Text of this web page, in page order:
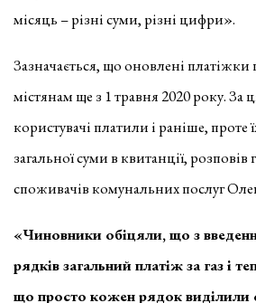
місяць – різні суми, різні цифри».
Зазначається, що оновлені
містянам ще з 1 травня 2020 року. За
користувачі платили і раніше, проте
загальної суми в квитанції,
споживачів комунальних послуг
«Чиновники обіцяли, що з
рядків загальний платіж за газ і
що просто кожен рядок виділили